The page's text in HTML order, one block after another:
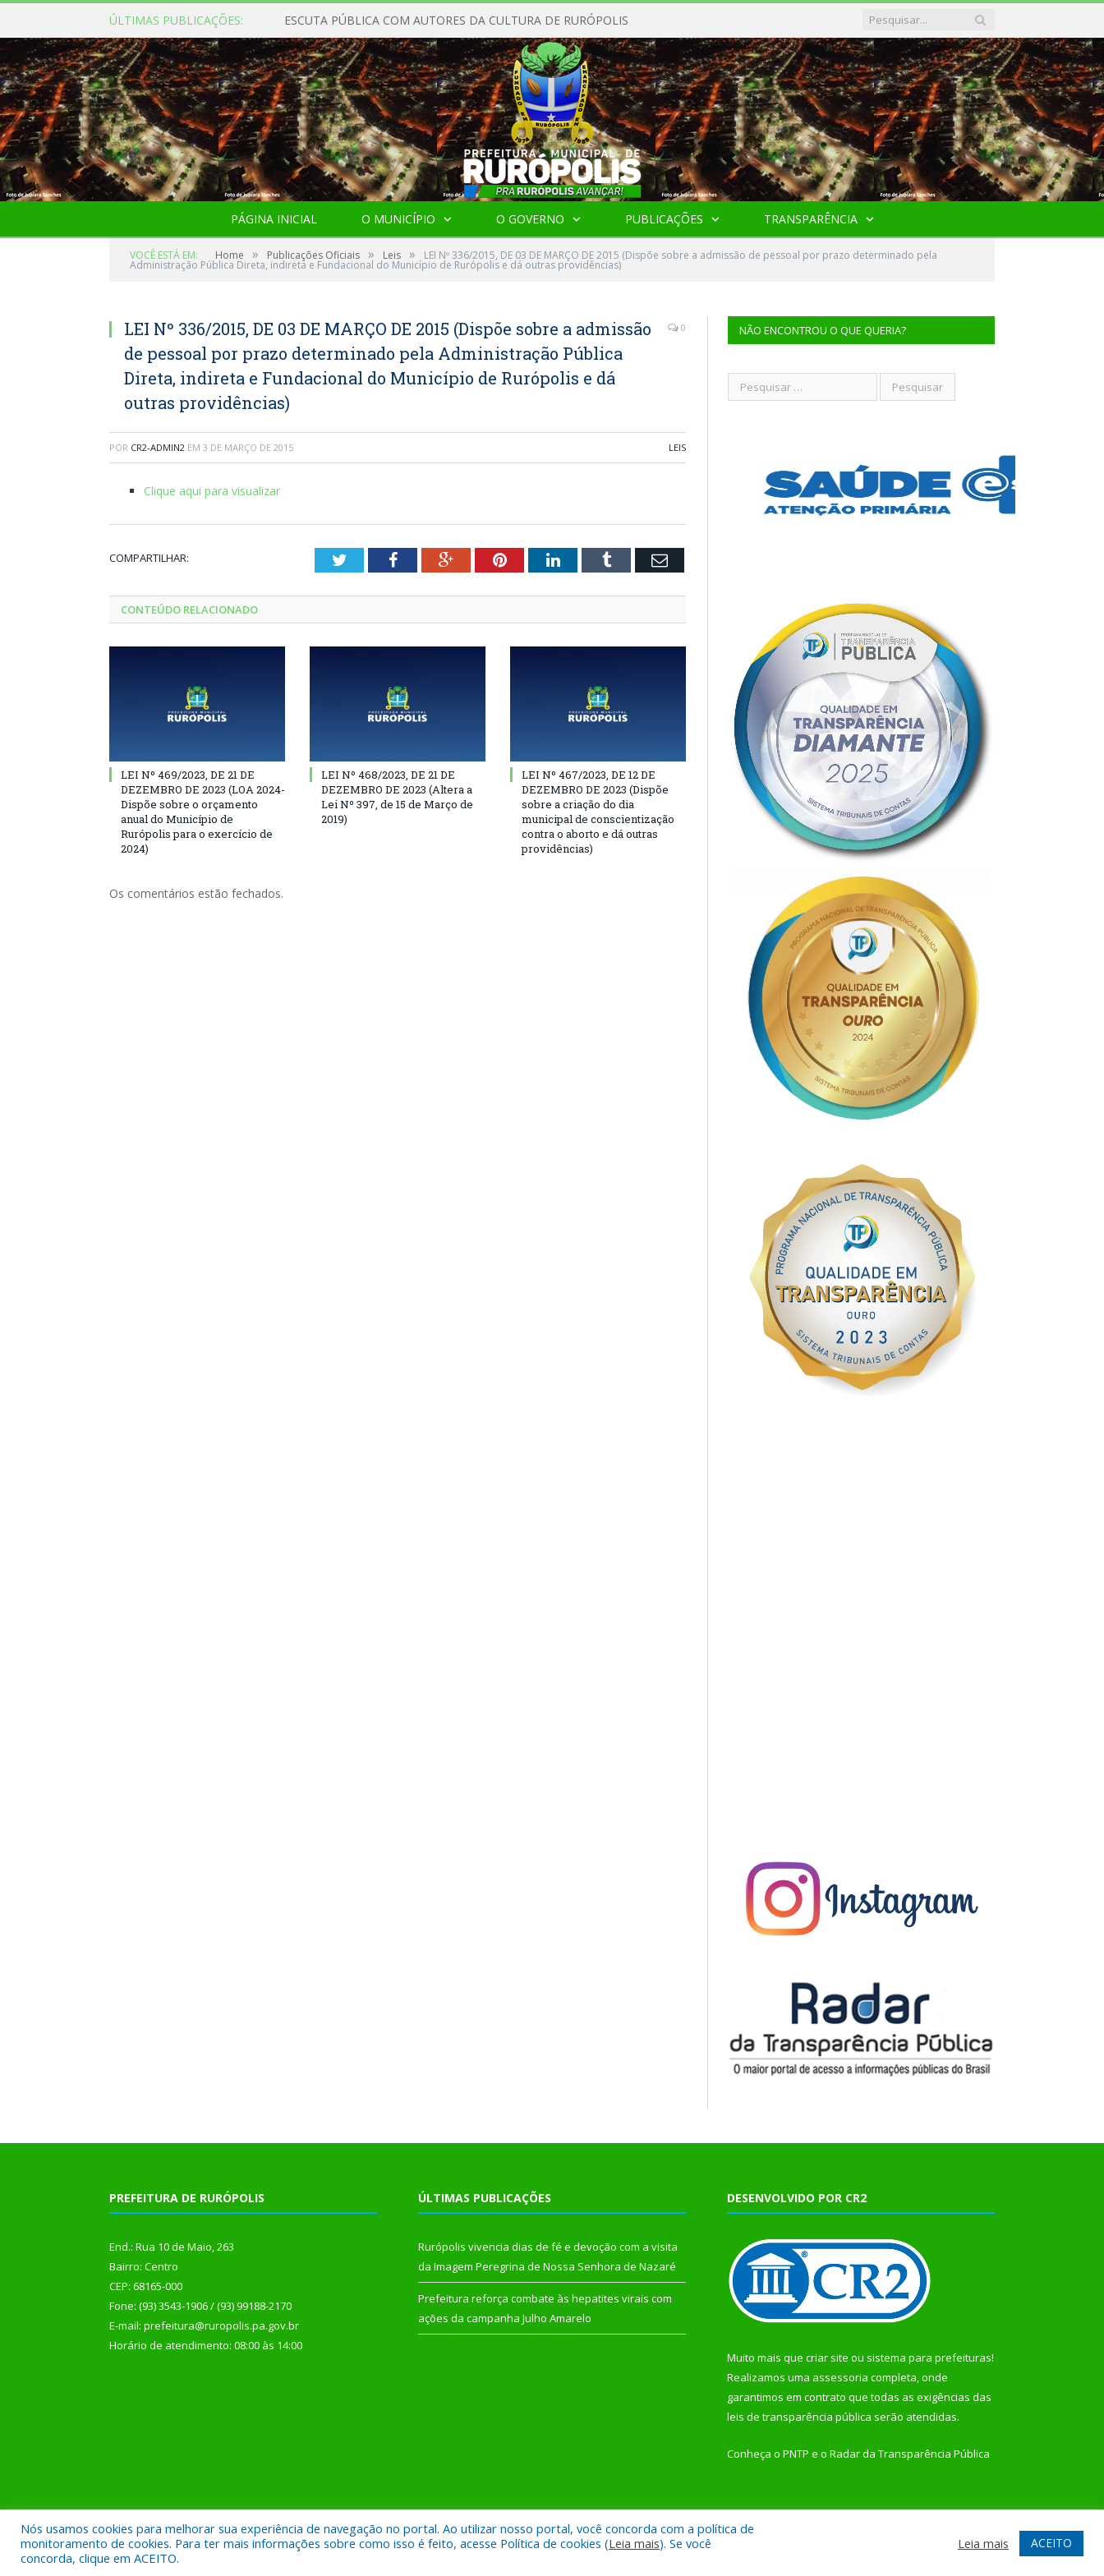
ÚLTIMAS PUBLICAÇÕES: ESCUTA PÚBLICA COM AUTORES DA CULTURA DE RURÓPOLIS
PÁGINA INICIAL O MUNICÍPIO O GOVERNO PUBLICAÇÕES TRANSPARÊNCIA
VOCÊ ESTÁ EM: Home » Publicações Oficiais » Leis » LEI Nº 336/2015, DE 03 DE MARÇO DE 2015 (Dispõe sobre a admissão de pessoal por prazo determinado pela
Administração Pública Direta, indireta e Fundacional do Município de Rurópolis e dá outras providências)
LEI Nº 336/2015, DE 03 DE MARÇO DE 2015 (Dispõe sobre a admissão
de pessoal por prazo determinado pela Administração Pública
Direta, indireta e Fundacional do Município de Rurópolis e dá
outras providências)
0
POR CR2-ADMIN2 EM 3 DE MARÇO DE 2015 LEIS
Clique aqui para visualizar
COMPARTILHAR: TwitterFacebookGoogle+PinterestLinkedInTumblr Email
CONTEÚDO RELACIONADO
LEI Nº 469/2023, DE 21 DE
DEZEMBRO DE 2023 (LOA 2024-
Dispõe sobre o orçamento
anual do Município de
Rurópolis para o exercício de
2024)
LEI Nº 468/2023, DE 21 DE
DEZEMBRO DE 2023 (Altera a
Lei Nº 397, de 15 de Março de
2019)
LEI Nº 467/2023, DE 12 DE
DEZEMBRO DE 2023 (Dispõe
sobre a criação do dia
municipal de conscientização
contra o aborto e dá outras
providências)
Os comentários estão fechados.
NÃO ENCONTROU O QUE QUERIA?
PREFEITURA DE RURÓPOLIS
End.: Rua 10 de Maio, 263
Bairro: Centro
CEP: 68165-000
Fone: (93) 3543-1906 / (93) 99188-2170
E-mail: prefeitura@ruropolis.pa.gov.br
Horário de atendimento: 08:00 às 14:00
ÚLTIMAS PUBLICAÇÕES
Rurópolis vivencia dias de fé e devoção com a visita
da Imagem Peregrina de Nossa Senhora de Nazaré
Prefeitura reforça combate às hepatites virais com
ações da campanha Julho Amarelo
DESENVOLVIDO POR CR2
Muito mais que criar site ou sistema para prefeituras!
Realizamos uma assessoria completa, onde
garantimos em contrato que todas as exigências das
leis de transparência pública serão atendidas.
Conheça o PNTP e o Radar da Transparência Pública
Todos os direitos reservados a Prefeitura Municipal de Rurópolis. Mapa do Site Acessar Webmail
Nós usamos cookies para melhorar sua experiência de navegação no portal. Ao utilizar nosso portal, você concorda com a política de
monitoramento de cookies. Para ter mais informações sobre como isso é feito, acesse Política de cookies (Leia mais). Se você
concorda, clique em ACEITO.
Leia mais ACEITO